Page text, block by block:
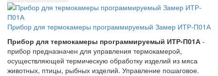
Прибор для термокамеры программируемый Замер ИТР-П01А
Прибор для термокамеры программируемый ИТР-П01А -
прибор предназначен для управления термокамерой,
осуществляющей термическую обработку изделий из мяса
животных, птицы, рыбных изделий. Управление пошаговое.